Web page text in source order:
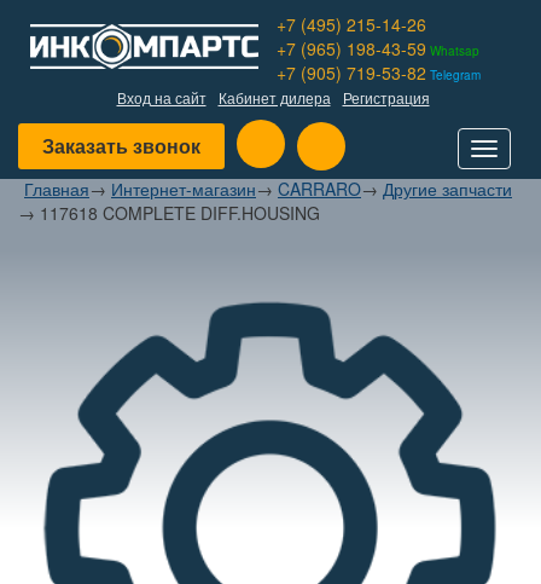
+7 (495) 215-14-26
+7 (965) 198-43-59 Whatsap
+7 (905) 719-53-82 Telegram
Вход на сайт Кабинет дилера Регистрация
Заказать звонок
Toggle
Главная→ Интернет-магазин→ CARRARO→ Другие запчасти
→ 117618 COMPLETE DIFF.HOUSING